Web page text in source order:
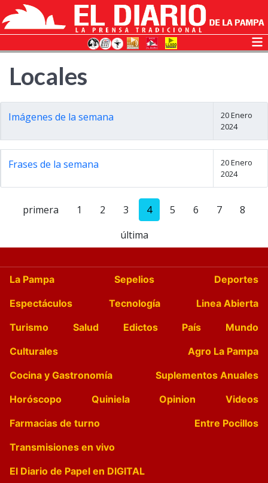
Locales
Imágenes de la semana
20 Enero
2024
Frases de la semana
20 Enero
2024
primera 1 2 3 4 5 6 7
8
última
La Pampa Sepelios
Deportes
Espectáculos
Tecnología
Linea Abierta
Turismo
Salud Edictos País
Mundo
Culturales
Agro La Pampa
Cocina y Gastronomía
Suplementos Anuales
Horóscopo
Quiniela Opinion
Videos
Farmacias de turno
Entre Pocillos
Transmisiones en vivo
El Diario de Papel en DIGITAL